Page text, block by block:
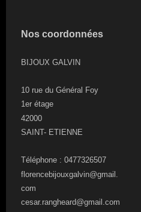
Nos coordonnées
BIJOUX GALVIN
10 rue du Général Foy
1er étage
42000
SAINT- ETIENNE
Téléphone : 0477326507
florencebijouxgalvin@gmail.
com
cesar.rangheard@gmail.com